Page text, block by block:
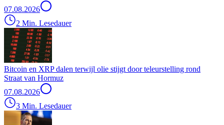
07.08.2026
2 Min. Lesedauer
Bitcoin en XRP dalen terwijl olie stijgt door teleurstelling rond
Straat van Hormuz
07.08.2026
3 Min. Lesedauer